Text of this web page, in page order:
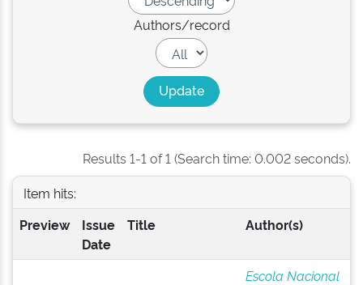
Authors/record
Results 1-1 of 1 (Search time: 0.002 seconds).
Item hits:
Preview
Issue
Date
Title Author(s)
Escola Nacional